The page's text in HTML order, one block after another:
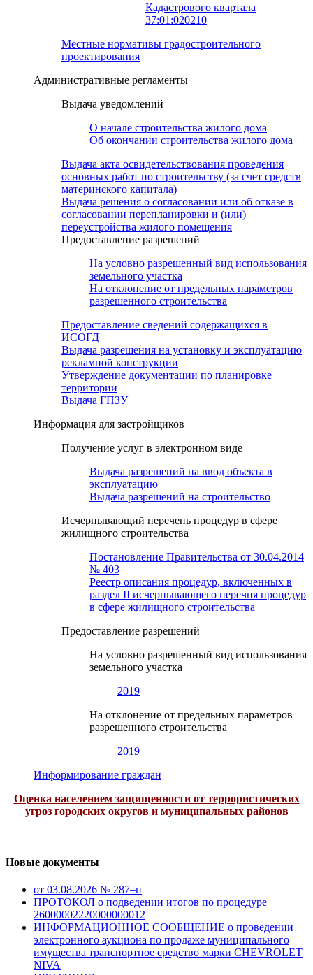
Кадастрового квартала
37:01:020210
Местные нормативы градостроительного
проектирования
Административные регламенты
Выдача уведомлений
О начале строительства жилого дома
Об окончании строительства жилого дома
Выдача акта освидетельствования проведения
основных работ по строительству (за счет средств
материнского капитала)
Выдача решения о согласовании или об отказе в
согласовании перепланировки и (или)
переустройства жилого помещения
Предоставление разрешений
На условно разрешенный вид использования
земельного участка
На отклонение от предельных параметров
разрешенного строительства
Предоставление сведений содержащихся в
ИСОГД
Выдача разрешения на установку и эксплуатацию
рекламной конструкции
Утверждение документации по планировке
территории
Выдача ГПЗУ
Информация для застройщиков
Получение услуг в электронном виде
Выдача разрешений на ввод объекта в
эксплуатацию
Выдача разрешений на строительство
Исчерпывающий перечень процедур в сфере
жилищного строительства
Постановление Правительства от 30.04.2014
№ 403
Реестр описания процедур, включенных в
раздел II исчерпывающего перечня процедур
в сфере жилищного строительства
Предоставление разрешений
На условно разрешенный вид использования
земельного участка
2019
На отклонение от предельных параметров
разрешенного строительства
2019
Информирование граждан
Оценка населением защищенности от террористических
угроз городских округов и муниципальных районов
Новые документы
от 03.08.2026 № 287–п
ПРОТОКОЛ о подведении итогов по процедуре
26000002220000000012
ИНФОРМАЦИОННОЕ СООБЩЕНИЕ о проведении
электронного аукциона по продаже муниципального
имущества транспортное средство марки CHEVROLET
NIVA